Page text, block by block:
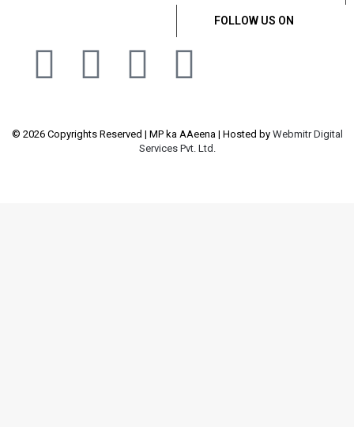
FOLLOW US ON
© 2026 Copyrights Reserved | MP ka AAeena | Hosted by Webmitr Digital
Services Pvt. Ltd.